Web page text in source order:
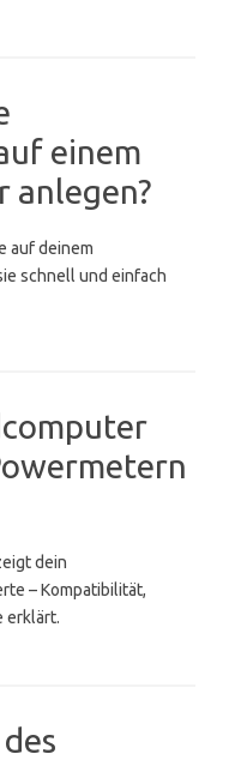
einem
anlegen?
auf deinem
schnell und einfach
dein
– Kompatibilität,
erklärt.